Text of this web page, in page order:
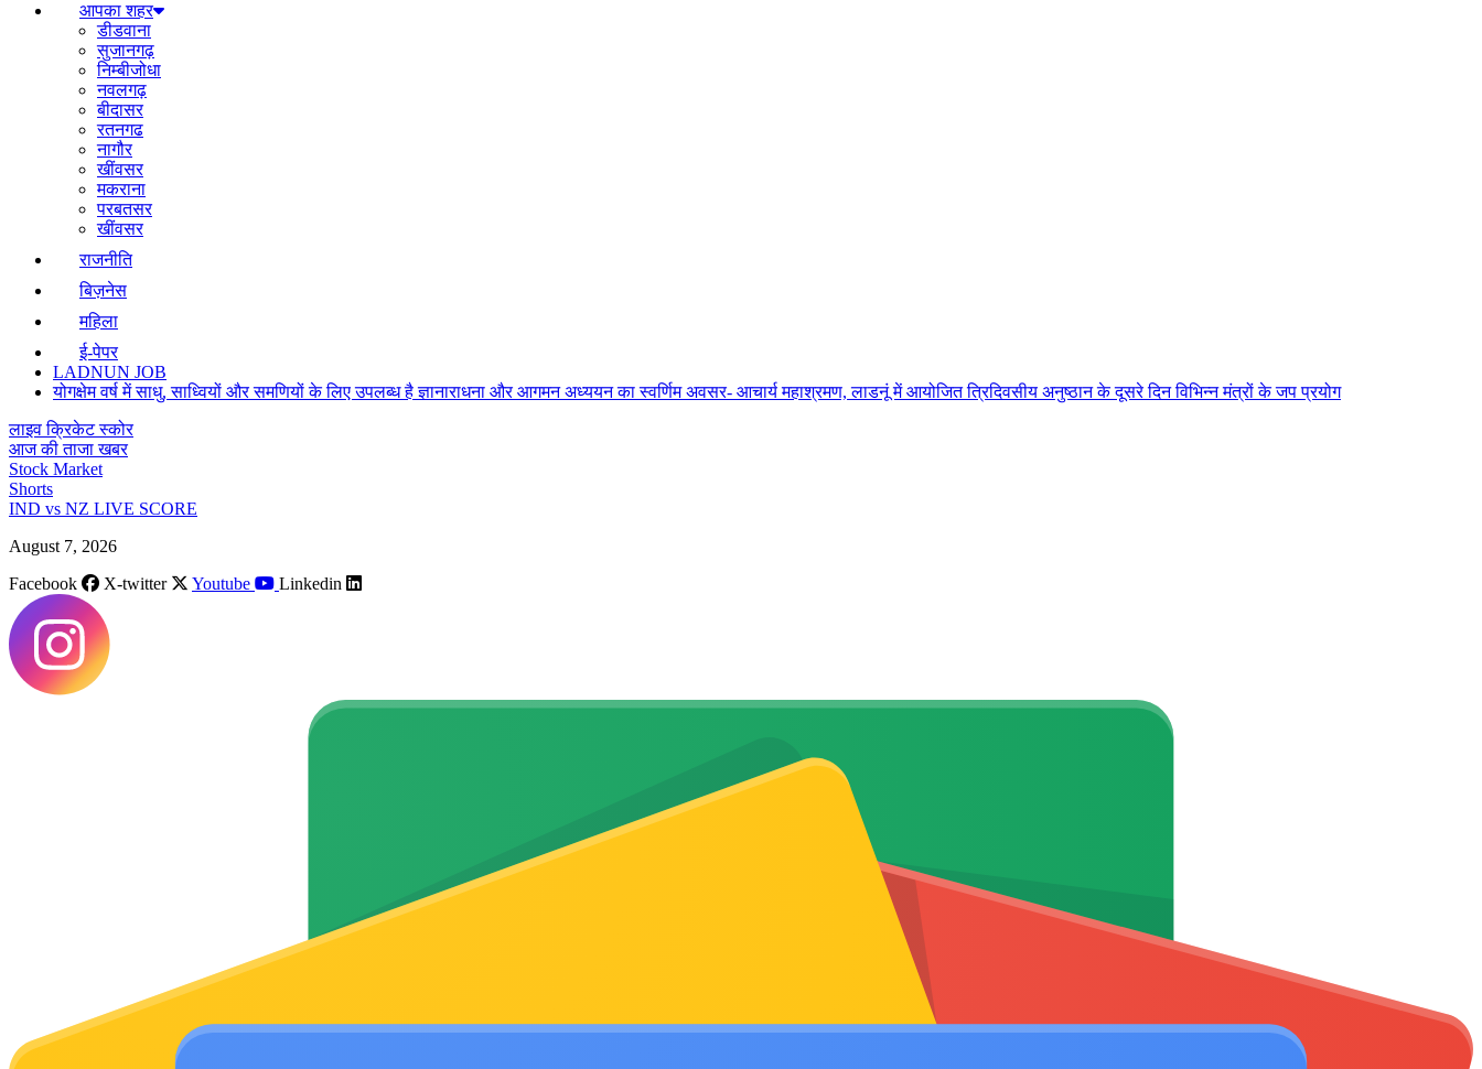
आपका शहर
डीडवाना
सुजानगढ़
निम्बीजोधा
नवलगढ़
बीदासर
रतनगढ
नागौर
खींवसर
मकराना
परबतसर
खींवसर
राजनीति
बिज़नेस
महिला
ई-पेपर
LADNUN JOB
योगक्षेम वर्ष में साधु, साध्वियों और समणियों के लिए उपलब्ध है ज्ञानाराधना और आगमन अध्ययन का स्वर्णिम अवसर- आचार्य महाश्रमण, लाडनूं में आयोजित त्रिदिवसीय अनुष्ठान के दूसरे दिन विभिन्न मंत्रों के जप प्रयोग
लाइव क्रिकेट स्कोर
आज की ताजा खबर
Stock Market
Shorts
IND vs NZ LIVE SCORE
August 7, 2026
Facebook
X-twitter Youtube Linkedin